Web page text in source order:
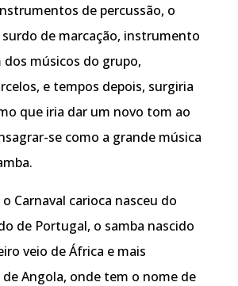
de percussão, o
de marcação, instrumento
dos músicos do grupo,
e tempos depois, surgiria
que iria dar um novo tom ao
se como a grande música
Carnaval carioca nasceu do
de Portugal, o samba nascido
veio de África e mais
Angola, onde tem o nome de